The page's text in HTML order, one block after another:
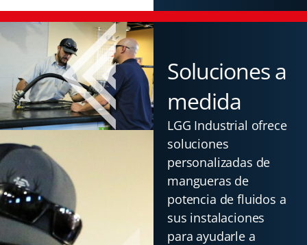
Soluciones a
medida
LGG Industrial ofrece
soluciones
personalizadas de
mangueras de
potencia de fluidos a
sus instalaciones
para ayudarle a